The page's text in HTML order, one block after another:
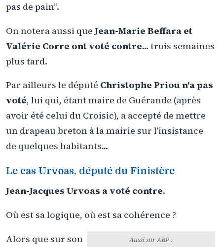
pas de pain”.
On notera aussi que Jean-Marie Beffara et
Valérie Corre ont voté contre... trois semaines
plus tard.
Par ailleurs le député Christophe Priou n'a pas
voté, lui qui, étant maire de Guérande (après
avoir été celui du Croisic), a accepté de mettre
un drapeau breton à la mairie sur l'insistance
de quelques habitants...
Le cas Urvoas, député du Finistère
Jean-Jacques Urvoas a voté contre.
Où est sa logique, où est sa cohérence ?
Aussi sur ABP :
assumé ?
Alors que sur son